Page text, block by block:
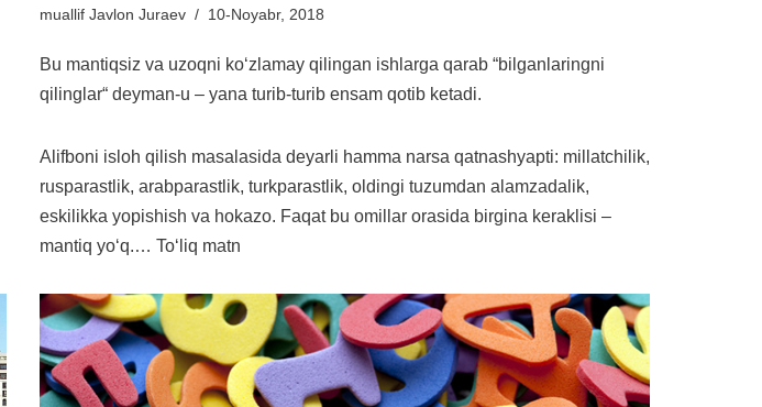
muallif Javlon Juraev 10-Noyabr, 2018
Bu mantiqsiz va uzoqni koʻzlamay qilingan ishlarga qarab “bilganlaringni
qilinglar“ deyman-u – yana turib-turib ensam qotib ketadi.
Alifboni isloh qilish masalasida deyarli hamma narsa qatnashyapti: millatchilik,
rusparastlik, arabparastlik, turkparastlik, oldingi tuzumdan alamzadalik,
eskilikka yopishish va hokazo. Faqat bu omillar orasida birgina keraklisi –
mantiq yoʻq.… Toʻliq matn